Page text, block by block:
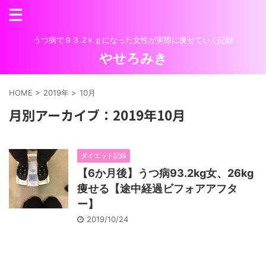
うつ病で９３.2ｋｇになった女性が実際に痩せていく記録
やせろみき
HOME > 2019年 > 10月
月別アーカイブ：2019年10月
ダイエット記録
【6か月後】うつ病93.2kg女、26kg
痩せる【途中経過ビフォアアフタ
ー】
2019/10/24